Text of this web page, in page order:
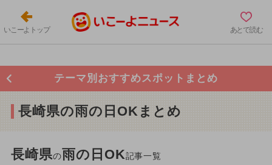
いこーよトップ あとで読む
テーマ別おすすめスポットまとめ
長崎県の雨の日OKまとめ
長崎県の雨の日OK記事一覧